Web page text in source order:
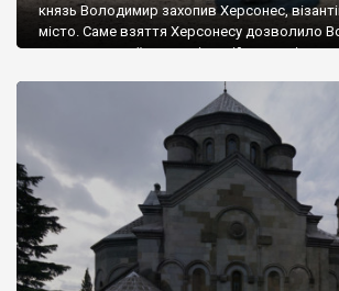
князь Володимир захопив Херсонес,
місто. Саме взяття Херсонесу дозволило
диктувати свої умови візантійському
Херсонесі Володимир-язичник, став
А потім було Хрещення Русі. На честь